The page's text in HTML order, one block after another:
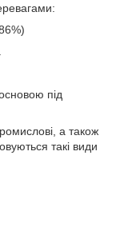
під
а також
такі види